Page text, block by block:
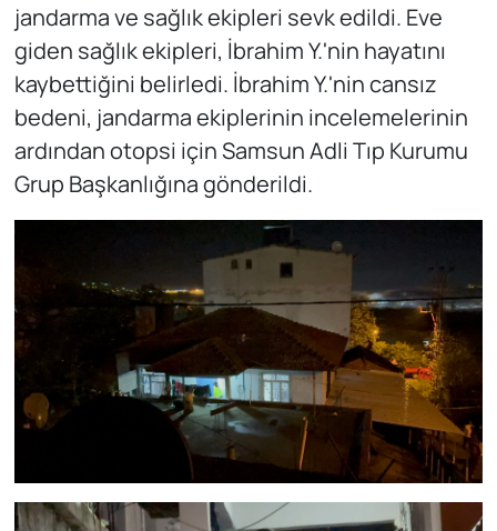
jandarma ve sağlık ekipleri sevk edildi. Eve
giden sağlık ekipleri, İbrahim Y.'nin hayatını
kaybettiğini belirledi. İbrahim Y.'nin cansız
bedeni, jandarma ekiplerinin incelemelerinin
ardından otopsi için Samsun Adli Tıp Kurumu
Grup Başkanlığına gönderildi.